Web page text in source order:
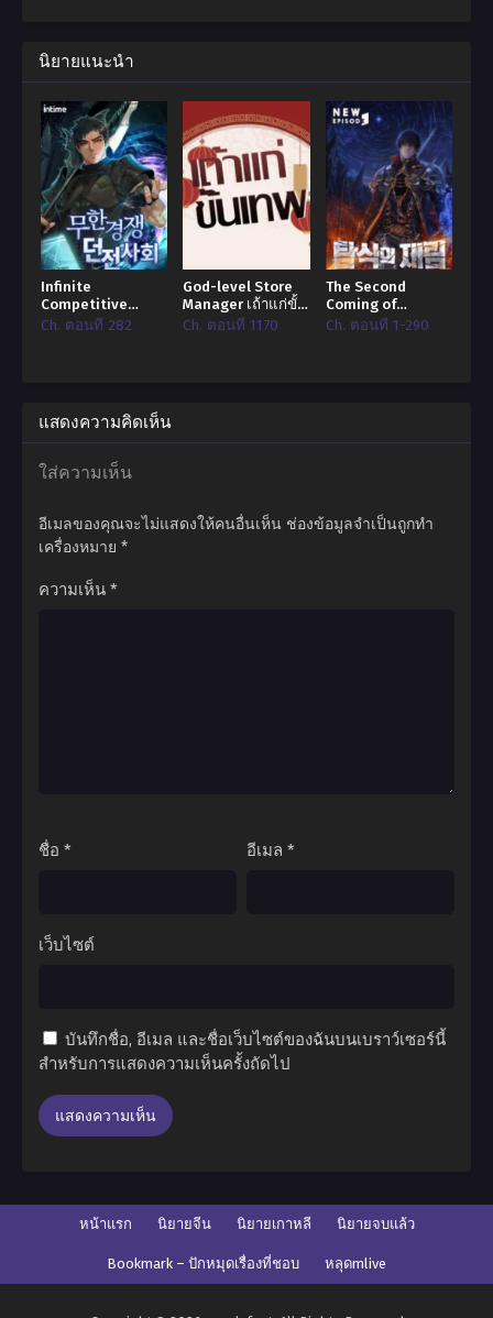
ได้! นั่นเป็นเหตุผลที่คำตอบของเขาคือ -“ ราชินีปีศาจคุณสามารถสวม
เสื้อผ้าและรีบออกไปจากที่นี้ได้ไหม?”
นิยายแนะนำ
Infinite
Competitive
Dungeon Society
Ch. ตอนที่ 282
God-level Store
Manager เถ้าแก่ขั้น
เทพ!
Ch. ตอนที่ 1170
The Second
Coming of
Gluttony
Ch. ตอนที่ 1-290
แสดงความคิดเห็น
ใส่ความเห็น
อีเมลของคุณจะไม่แสดงให้คนอื่นเห็น ช่องข้อมูลจำเป็นถูกทำ
เครื่องหมาย *
ความเห็น *
ชื่อ * อีเมล *
เว็บไซต์
บันทึกชื่อ, อีเมล และชื่อเว็บไซต์ของฉันบนเบราว์เซอร์นี้
สำหรับการแสดงความเห็นครั้งถัดไป
หน้าแรก นิยายจีน นิยายเกาหลี นิยายจบแล้ว
Bookmark – ปักหมุดเรื่องที่ชอบ หลุดmlive